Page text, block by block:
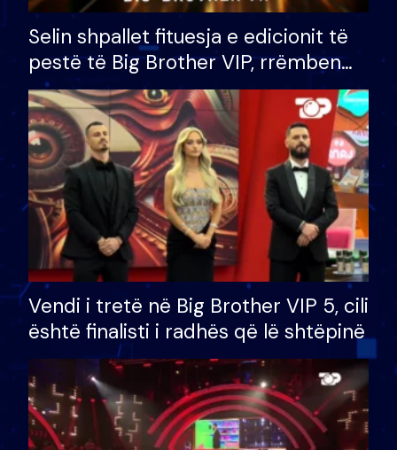
Selin shpallet fituesja e edicionit të
pestë të Big Brother VIP, rrëmben
çmimin e madh prej 100 mijë eurosh
Vendi i tretë në Big Brother VIP 5, cili
është finalisti i radhës që lë shtëpinë